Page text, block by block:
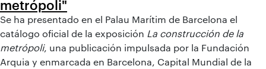
metrópoli"
Se ha presentado en el Palau Marítim de Barcelona el
catálogo oficial de la exposición La construcción de la
metrópoli, una publicación impulsada por la Fundación
Arquia y enmarcada en Barcelona, Capital Mundial de la